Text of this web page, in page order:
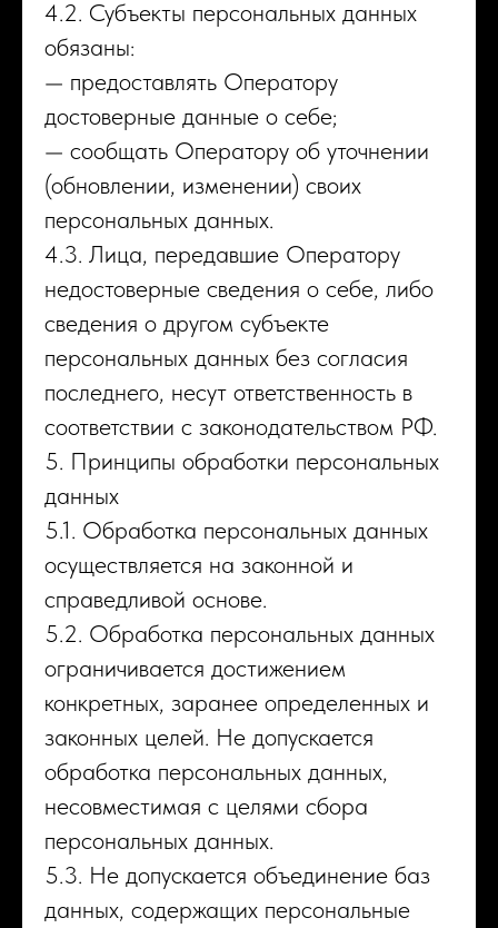
4.2. Субъекты персональных данных
обязаны:
— предоставлять Оператору
достоверные данные о себе;
— сообщать Оператору об уточнении
(обновлении, изменении) своих
персональных данных.
4.3. Лица, передавшие Оператору
недостоверные сведения о себе, либо
сведения о другом субъекте
персональных данных без согласия
последнего, несут ответственность в
соответствии с законодательством РФ.
5. Принципы обработки персональных
данных
5.1. Обработка персональных данных
осуществляется на законной и
справедливой основе.
5.2. Обработка персональных данных
ограничивается достижением
конкретных, заранее определенных и
законных целей. Не допускается
обработка персональных данных,
несовместимая с целями сбора
персональных данных.
5.3. Не допускается объединение баз
данных, содержащих персональные